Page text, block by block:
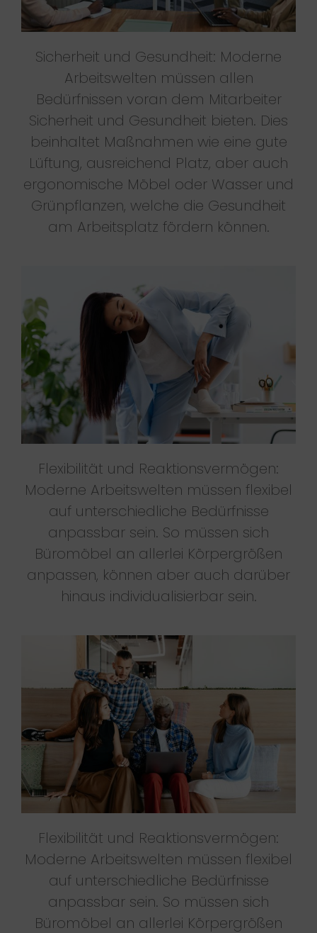
Sicherheit und Gesundheit: Moderne
Arbeitswelten müssen allen
Bedürfnissen voran dem Mitarbeiter
Sicherheit und Gesundheit bieten. Dies
beinhaltet Maßnahmen wie eine gute
Lüftung, ausreichend Platz, aber auch
ergonomische Möbel oder Wasser und
Grünpflanzen, welche die Gesundheit
am Arbeitsplatz fördern können.
Flexibilität und Reaktionsvermögen:
Moderne Arbeitswelten müssen flexibel
auf unterschiedliche Bedürfnisse
anpassbar sein. So müssen sich
Büromöbel an allerlei Körpergrößen
anpassen, können aber auch darüber
hinaus individualisierbar sein.
Flexibilität und Reaktionsvermögen:
Moderne Arbeitswelten müssen flexibel
auf unterschiedliche Bedürfnisse
anpassbar sein. So müssen sich
Büromöbel an allerlei Körpergrößen